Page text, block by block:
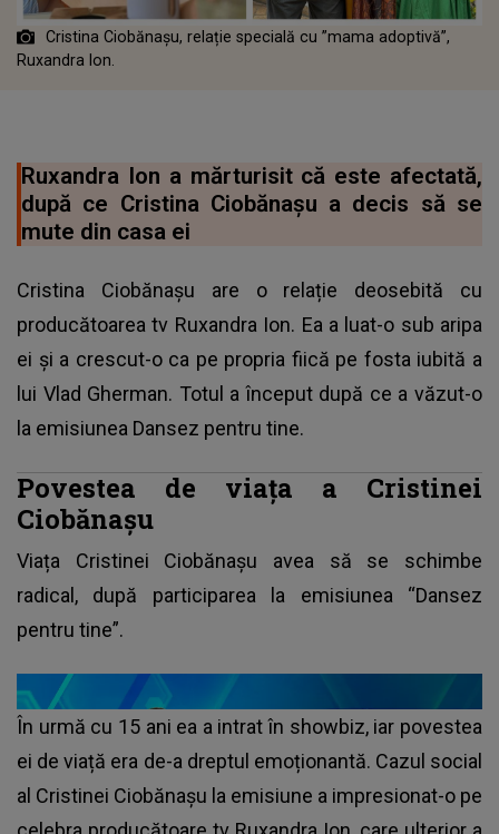
Cristina Ciobănașu, relație specială cu ”mama adoptivă”,
Ruxandra Ion.
Ruxandra Ion a mărturisit că este afectată,
după ce Cristina Ciobănașu a decis să se
mute din casa ei
Cristina Ciobănașu are o relație deosebită cu
producătoarea tv Ruxandra Ion. Ea a luat-o sub aripa
ei și a crescut-o ca pe propria fiică pe fosta iubită a
lui Vlad Gherman. Totul a început după ce a văzut-o
la emisiunea Dansez pentru tine.
Povestea de viața a Cristinei
Ciobănașu
Viața Cristinei Ciobănașu avea să se schimbe
radical, după participarea la emisiunea “Dansez
pentru tine”.
În urmă cu 15 ani ea a intrat în showbiz, iar povestea
ei de viață era de-a dreptul emoționantă. Cazul social
al Cristinei Ciobănașu la emisiune a impresionat-o pe